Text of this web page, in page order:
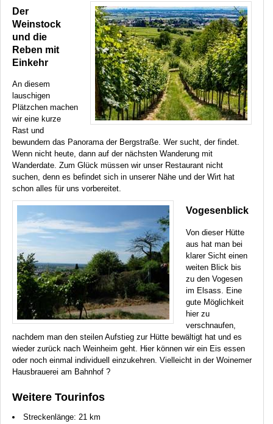
Der
Weinstock
und die
Reben mit
Einkehr
An diesem
lauschigen
Plätzchen machen
wir eine kurze
Rast und
bewundern das Panorama der Bergstraße. Wer sucht, der findet.
Wenn nicht heute, dann auf der nächsten Wanderung mit
Wanderdate. Zum Glück müssen wir unser Restaurant nicht
suchen, denn es befindet sich in unserer Nähe und der Wirt hat
schon alles für uns vorbereitet.
Vogesenblick
Von dieser Hütte
aus hat man bei
klarer Sicht einen
weiten Blick bis
zu den Vogesen
im Elsass. Eine
gute Möglichkeit
hier zu
verschnaufen,
nachdem man den steilen Aufstieg zur Hütte bewältigt hat und es
wieder zurück nach Weinheim geht. Hier können wir ein Eis essen
oder noch einmal individuell einzukehren. Vielleicht in der Woinemer
Hausbrauerei am Bahnhof ?
Weitere Tourinfos
Streckenlänge: 21 km